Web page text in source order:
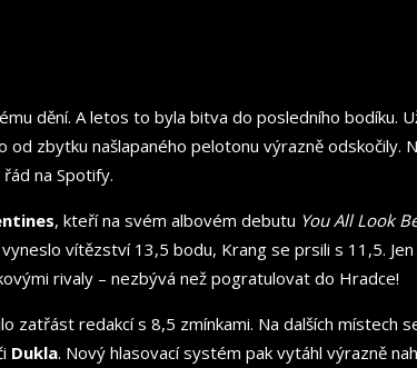
dění. A letos to byla bitva do posledního bodíku.
zbytku našlapaného pelotonu výrazně odskočily.
na Spotify.
, kteří na svém albovém debutu You All Look
vítězství 13,5 bodu, Krang se prsili s 11,5.
rivaly – nezbývá než pogratulovat do Hradce!
zatřást redakcí s 8,5 zmínkami. Na dalších místech
Dukla. Nový hlasovací systém pak vytáhl výrazně